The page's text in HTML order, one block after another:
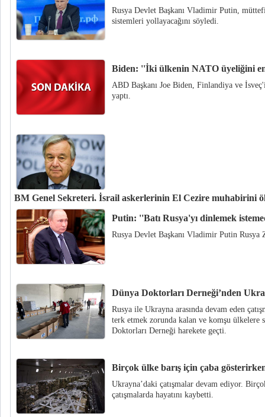
Rusya Devlet Başkanı Vladimir Putin,
sistemleri yollayacağını söyledi.
Biden: ''İki ülkenin NATO üyeliğini
ABD Başkanı Joe Biden, Finlandiya ve
yaptı.
BM Genel Sekreteri, İsrail askerlerinin El Cezire muhabirini
Birleşmiş Milletler Genel Sekreteri Antonio Guterres, El Cezire muhabiri
Batı Şeria'da vurularak öldürülmesinin kendisini şoke ettiğini, olay
şeffaf soruşturma yapılmasını beklediğini ifade etti.
Putin: ''Batı Rusya'yı dinlemek
Rusya Devlet Başkanı Vladimir Putin Rusya
Dünya Doktorları Derneği’nden
Rusya ile Ukrayna arasında devam eden
terk etmek zorunda kalan ve komşu ülkelere
Doktorları Derneği harekete geçti.
Birçok ülke barış için çaba
Ukrayna’daki çatışmalar devam ediyor.
çatışmalarda hayatını kaybetti.